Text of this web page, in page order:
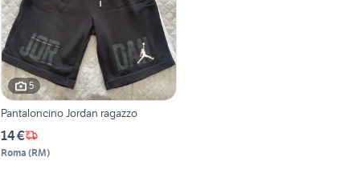
5
Pantaloncino Jordan ragazzo
14 €
Roma (RM)